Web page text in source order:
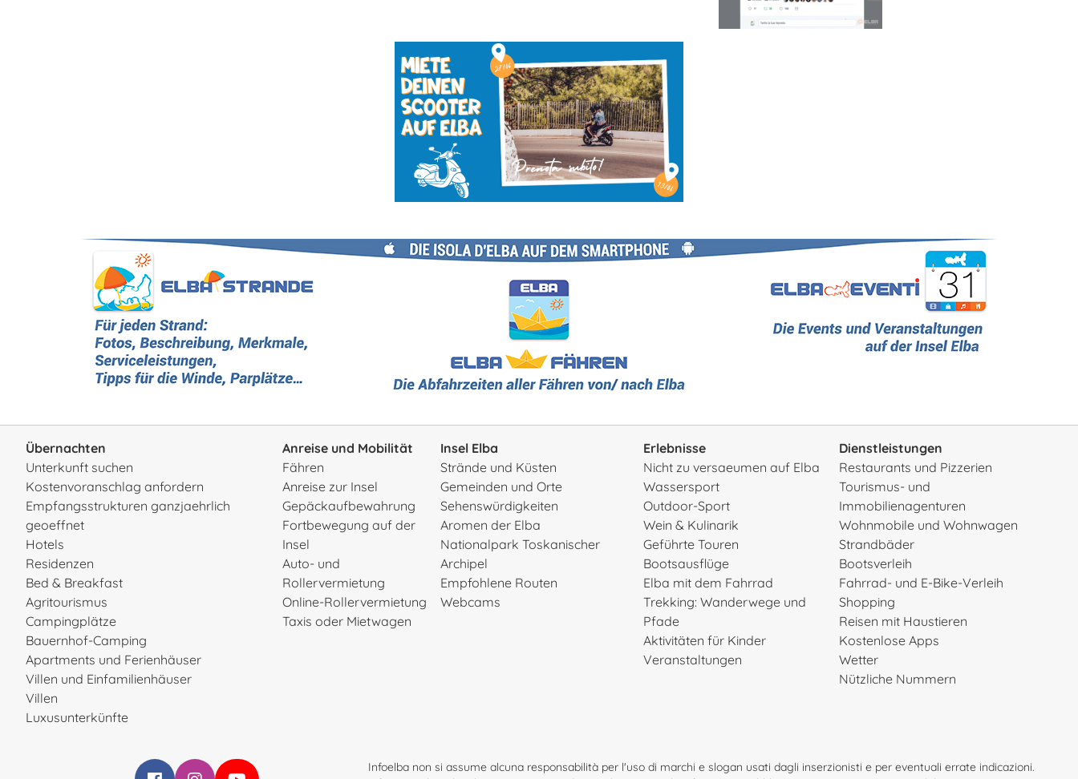
Übernachten
Unterkunft suchen
Kostenvoranschlag anfordern
Empfangsstrukturen ganzjaehrlich
geoeffnet
Hotels
Residenzen
Bed & Breakfast
Agritourismus
Campingplätze
Bauernhof-Camping
Apartments und Ferienhäuser
Villen und Einfamilienhäuser
Villen
Luxusunterkünfte
Anreise und Mobilität
Fähren
Anreise zur Insel
Gepäckaufbewahrung
Fortbewegung auf der
Insel
Auto- und
Rollervermietung
Online-Rollervermietung
Taxis oder Mietwagen
Insel Elba
Strände und Küsten
Gemeinden und Orte
Sehenswürdigkeiten
Aromen der Elba
Nationalpark Toskanischer
Archipel
Empfohlene Routen
Webcams
Erlebnisse
Nicht zu versaeumen auf Elba
Wassersport
Outdoor-Sport
Wein & Kulinarik
Geführte Touren
Bootsausflüge
Elba mit dem Fahrrad
Trekking: Wanderwege und
Pfade
Aktivitäten für Kinder
Veranstaltungen
Dienstleistungen
Restaurants und Pizzerien
Tourismus- und
Immobilienagenturen
Wohnmobile und Wohnwagen
Strandbäder
Bootsverleih
Fahrrad- und E-Bike-Verleih
Shopping
Reisen mit Haustieren
Kostenlose Apps
Wetter
Nützliche Nummern
Infoelba non si assume alcuna responsabilità per l'uso di marchi e slogan usati dagli inserzionisti e per eventuali errate indicazioni.